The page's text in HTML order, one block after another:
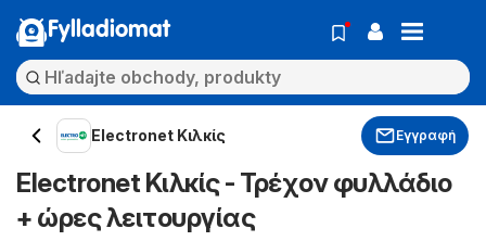
Fylladiomat
Electronet Κιλκίς Εγγραφή
Electronet Κιλκίς - Τρέχον φυλλάδιο
+ ώρες λειτουργίας